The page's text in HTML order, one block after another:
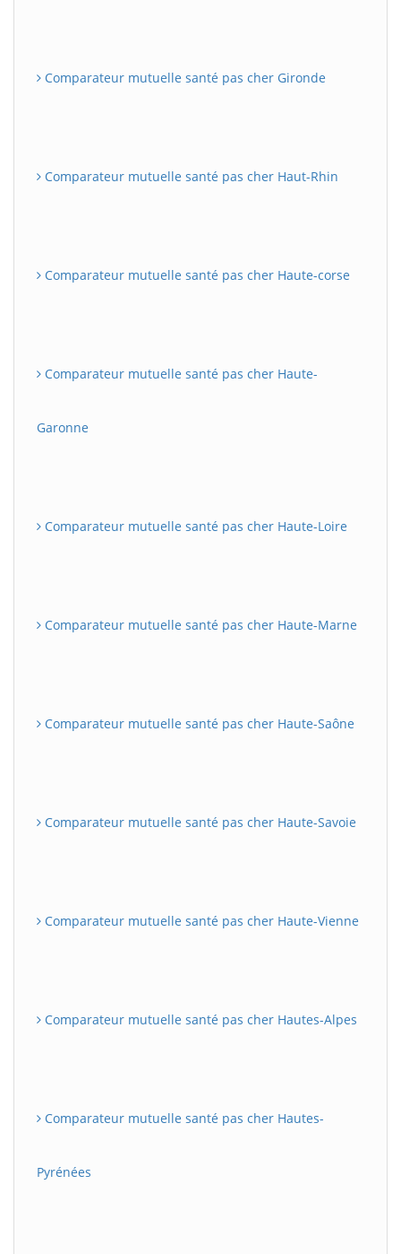
Comparateur mutuelle santé pas cher Gironde
Comparateur mutuelle santé pas cher Haut-Rhin
Comparateur mutuelle santé pas cher Haute-corse
Comparateur mutuelle santé pas cher Haute-
Garonne
Comparateur mutuelle santé pas cher Haute-Loire
Comparateur mutuelle santé pas cher Haute-Marne
Comparateur mutuelle santé pas cher Haute-Saône
Comparateur mutuelle santé pas cher Haute-Savoie
Comparateur mutuelle santé pas cher Haute-Vienne
Comparateur mutuelle santé pas cher Hautes-Alpes
Comparateur mutuelle santé pas cher Hautes-
Pyrénées